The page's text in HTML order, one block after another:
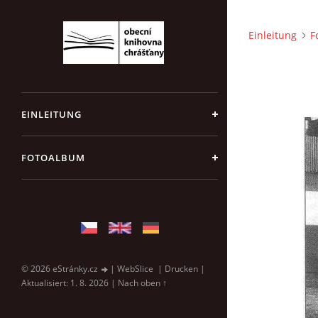
EINLEITUNG
FOTOALBUM
© 2026 eStránky.cz | WebSlice | Drucken |
Aktualisiert: 1. 8. 2026 | Nach oben ↑
Einleitung